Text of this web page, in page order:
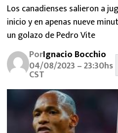
ATLANTE
SELECCIÓN MEXICANA
FUTBOL INTERNACIONAL
MEXICANOS EN EL EXTRANJERO
FUTBOL ESTUFA
FÓRMULA 1
Los canadienses salieron a
inicio y en apenas nueve
un golazo de Pedro Vite
PorIgnacio Bocchio
04/08/2023 – 23:30hs
CST